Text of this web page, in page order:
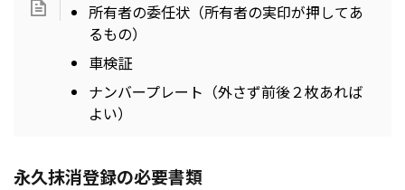
所有者の委任状（所有者の実印が押してあ
るもの）
車検証
ナンバープレート（外さず前後２枚あれば
よい）
永久抹消登録の必要書類